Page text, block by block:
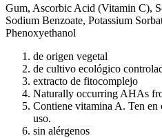
Gum, Ascorbic Acid (Vitamin C),
Sodium Benzoate, Potassium
Phenoxyethanol
de origen vegetal
de cultivo ecológico
extracto de fitocomplejo
Naturally occurring AHAs
Contiene vitamina A. Ten en
uso.
sin alérgenos